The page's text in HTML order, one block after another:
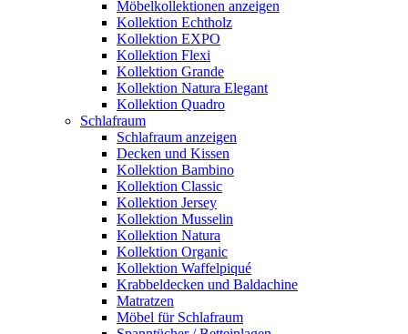
Möbelkollektionen anzeigen
Kollektion Echtholz
Kollektion EXPO
Kollektion Flexi
Kollektion Grande
Kollektion Natura Elegant
Kollektion Quadro
Schlafraum
Schlafraum anzeigen
Decken und Kissen
Kollektion Bambino
Kollektion Classic
Kollektion Jersey
Kollektion Musselin
Kollektion Natura
Kollektion Organic
Kollektion Waffelpiqué
Krabbeldecken und Baldachine
Matratzen
Möbel für Schlafraum